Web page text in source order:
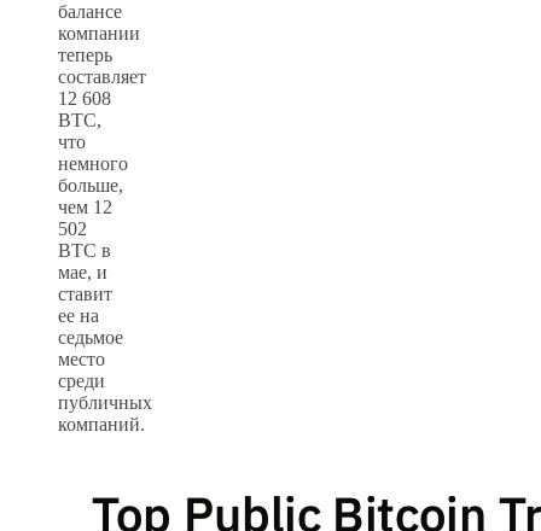
балансе
компании
теперь
составляет
12 608
BTC,
что
немного
больше,
чем 12
502
BTC в
мае, и
ставит
ее на
седьмое
место
среди
публичных
компаний.